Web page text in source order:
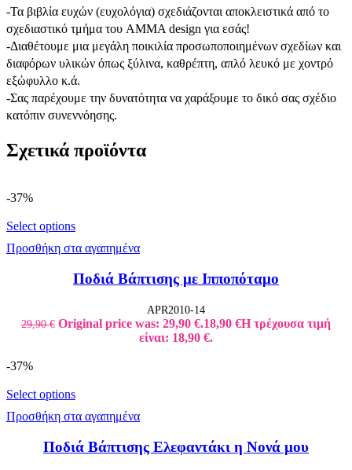
-Τα βιβλία ευχών (ευχολόγια) σχεδιάζονται αποκλειστικά από το
σχεδιαστικό τμήμα του AMMA design για εσάς!
-Διαθέτουμε μια μεγάλη ποικιλία προσωποποιημένων σχεδίων και
διαφόρων υλικών όπως ξύλινα, καθρέπτη, απλό λευκό με χοντρό
εξώφυλλο κ.ά.
-Σας παρέχουμε την δυνατότητα να χαράξουμε το δικό σας σχέδιο
κατόπιν συνεννόησης.
Σχετικά προϊόντα
-37%
Select options
Προσθήκη στα αγαπημένα
Ποδιά Βάπτισης με Ιπποπόταμο
APR2010-14
29,90€ Original price was: 29,90 €.18,90 €Η τρέχουσα τιμή
είναι: 18,90 €.
-37%
Select options
Προσθήκη στα αγαπημένα
Ποδιά Βάπτισης Ελεφαντάκι η Νονά μου